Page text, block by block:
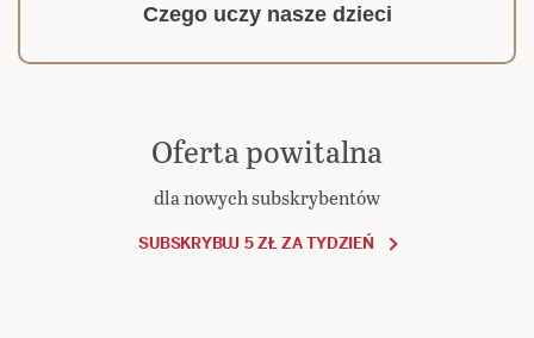
Czego uczy nasze dzieci
Oferta powitalna
dla nowych subskrybentów
SUBSKRYBUJ 5 ZŁ ZA TYDZIEŃ